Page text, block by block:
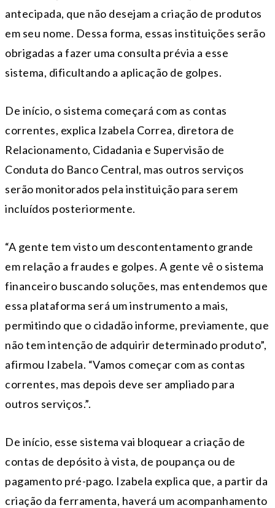
antecipada, que não desejam a criação de produtos
em seu nome. Dessa forma, essas instituições serão
obrigadas a fazer uma consulta prévia a esse
sistema, dificultando a aplicação de golpes.
De início, o sistema começará com as contas
correntes, explica Izabela Correa, diretora de
Relacionamento, Cidadania e Supervisão de
Conduta do Banco Central, mas outros serviços
serão monitorados pela instituição para serem
incluídos posteriormente.
“A gente tem visto um descontentamento grande
em relação a fraudes e golpes. A gente vê o sistema
financeiro buscando soluções, mas entendemos que
essa plataforma será um instrumento a mais,
permitindo que o cidadão informe, previamente, que
não tem intenção de adquirir determinado produto”,
afirmou Izabela. “Vamos começar com as contas
correntes, mas depois deve ser ampliado para
outros serviços.”.
De início, esse sistema vai bloquear a criação de
contas de depósito à vista, de poupança ou de
pagamento pré-pago. Izabela explica que, a partir da
criação da ferramenta, haverá um acompanhamento